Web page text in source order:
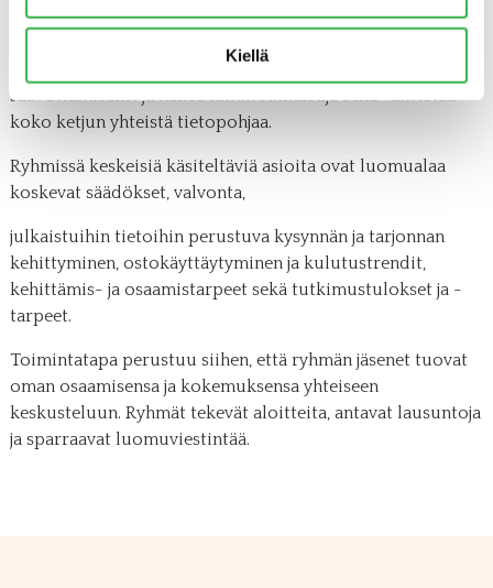
Kiellä
Ryhmien tarkoituksena on seurata tuoteryhmän
saavuttamiseksi ja hakea niihin ratkaisuja sekä vahvistaa
koko ketjun yhteistä tietopohjaa.
Ryhmissä keskeisiä käsiteltäviä asioita ovat luomualaa
koskevat säädökset, valvonta,
julkaistuihin tietoihin perustuva kysynnän ja tarjonnan
kehittyminen, ostokäyttäytyminen ja kulutustrendit,
kehittämis- ja osaamistarpeet sekä tutkimustulokset ja -
tarpeet.
Toimintatapa perustuu siihen, että ryhmän jäsenet tuovat
oman osaamisensa ja kokemuksensa yhteiseen
keskusteluun. Ryhmät tekevät aloitteita, antavat lausuntoja
ja sparraavat luomuviestintää.